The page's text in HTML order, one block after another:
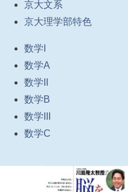
京大文系
京大理学部特色
数学I
数学A
数学II
数学B
数学III
数学C